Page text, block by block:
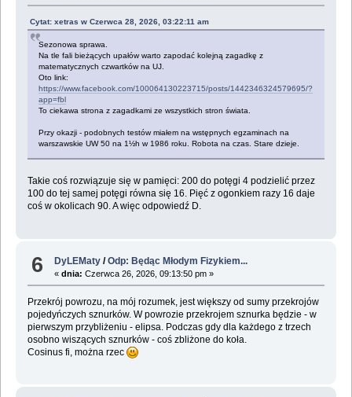
Cytat: xetras w Czerwca 28, 2026, 03:22:11 am
Sezonowa sprawa.
Na tle fali bieżących upałów warto zapodać kolejną zagadkę z
matematycznych czwartków na UJ.
Oto link:
https://www.facebook.com/100064130223715/posts/1442346324579695/?
app=fbl
To ciekawa strona z zagadkami ze wszystkich stron świata.
Przy okazji - podobnych testów miałem na wstępnych egzaminach na
warszawskie UW 50 na 1½h w 1986 roku. Robota na czas. Stare dzieje.
Takie coś rozwiązuje się w pamięci: 200 do potęgi 4 podzielić przez
100 do tej samej potęgi równa się 16. Pięć z ogonkiem razy 16 daje
coś w okolicach 90. A więc odpowiedź D.
6 DyLEMaty /Odp: Będąc Młodym Fizykiem...
«dnia: Czerwca 26, 2026, 09:13:50 pm »
Przekrój powrozu, na mój rozumek, jest większy od sumy przekrojów
pojedyńczych sznurków. W powrozie przekrojem sznurka będzie - w
pierwszym przybliżeniu - elipsa. Podczas gdy dla każdego z trzech
osobno wiszących sznurków - coś zbliżone do koła.
Cosinus fi, można rzec